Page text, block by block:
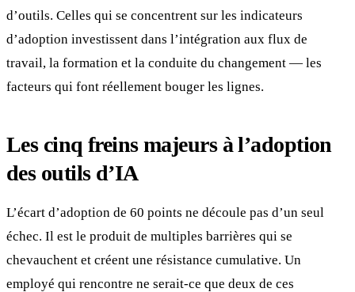
d’outils. Celles qui se concentrent sur les indicateurs
d’adoption investissent dans l’intégration aux flux de
travail, la formation et la conduite du changement — les
facteurs qui font réellement bouger les lignes.
Les cinq freins majeurs à l’adoption
des outils d’IA
L’écart d’adoption de 60 points ne découle pas d’un seul
échec. Il est le produit de multiples barrières qui se
chevauchent et créent une résistance cumulative. Un
employé qui rencontre ne serait-ce que deux de ces